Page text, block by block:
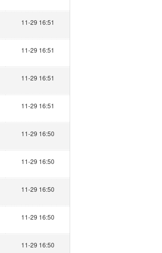
11-29 16:51
11-29 16:51
11-29 16:51
11-29 16:51
11-29 16:50
11-29 16:50
11-29 16:50
11-29 16:50
11-29 16:50